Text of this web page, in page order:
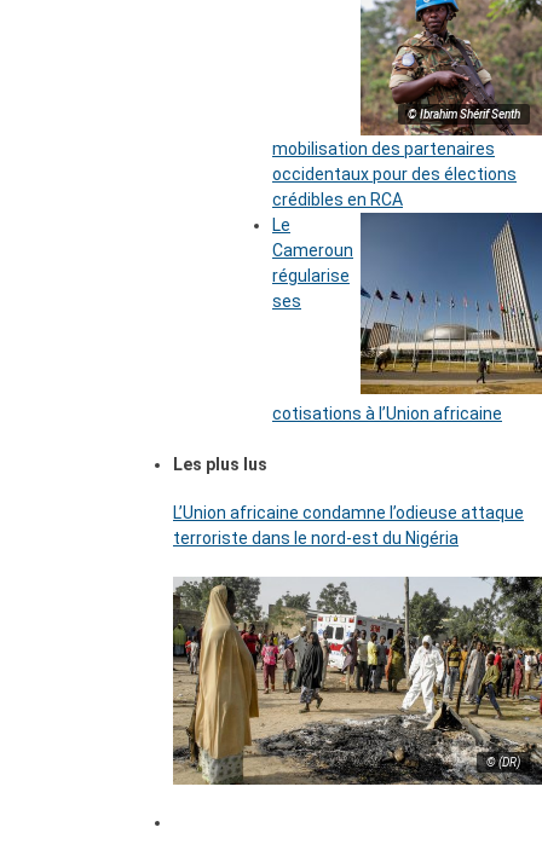
© Ibrahim Shérif Senth
mobilisation des partenaires
occidentaux pour des élections
crédibles en RCA
Le
Cameroun
régularise
ses
cotisations à l’Union africaine
Les plus lus
L’Union africaine condamne l’odieuse attaque
terroriste dans le nord-est du Nigéria
© (DR)